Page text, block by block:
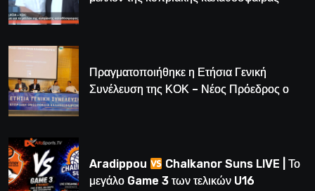
Πραγματοποιήθηκε η Ετήσια Γενική
Συνέλευση της ΚΟΚ – Νέος Πρόεδρος ο
Aradippou
Chalkanor Suns LIVE | Το
μεγάλο Game 3 των τελικών U16